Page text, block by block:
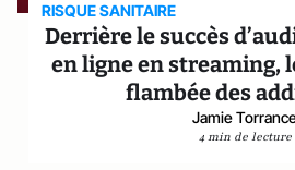
RISQUE SANITAIRE
Derrière le succès
en ligne en streaming,
flambée des
Jamie
4 min de lecture